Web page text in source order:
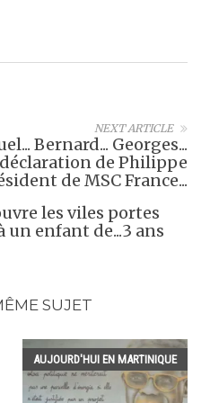
NEXT ARTICLE
Bernard... Georges...
de Philippe
de MSC France...
les viles portes
un enfant de...3 ans
SUJET
AUJOURD'HUI EN MARTINIQUE